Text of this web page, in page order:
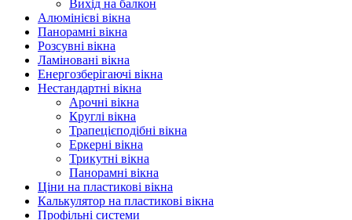
Вихід на балкон
Алюмінієві вікна
Панорамні вікна
Розсувні вікна
Ламіновані вікна
Енергозберігаючі вікна
Нестандартні вікна
Арочні вікна
Круглі вікна
Трапецієподібні вікна
Еркерні вікна
Трикутні вікна
Панорамні вікна
Ціни на пластикові вікна
Калькулятор на пластикові вікна
Профільні системи